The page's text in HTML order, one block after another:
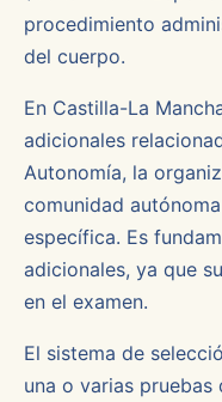
procedimiento
del cuerpo.
En Castilla-La
adicionales
Autonomía, la
comunidad
específica. Es
adicionales, ya que
en el examen.
El sistema de
una o varias pruebas